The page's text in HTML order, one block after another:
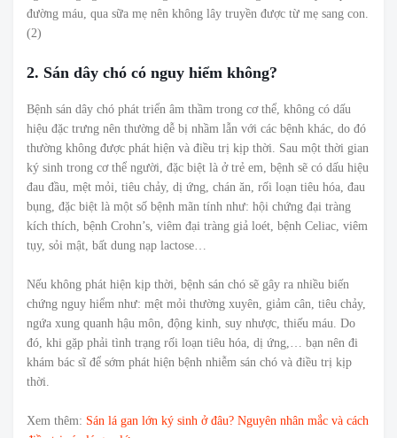
đường máu, qua sữa mẹ nên không lây truyền được từ mẹ sang con.
(2)
2. Sán dây chó có nguy hiểm không?
Bệnh sán dây chó phát triển âm thầm trong cơ thể, không có dấu
hiệu đặc trưng nên thường dễ bị nhầm lẫn với các bệnh khác, do đó
thường không được phát hiện và điều trị kịp thời. Sau một thời gian
ký sinh trong cơ thể người, đặc biệt là ở trẻ em, bệnh sẽ có dấu hiệu
đau đầu, mệt mỏi, tiêu chảy, dị ứng, chán ăn, rối loạn tiêu hóa, đau
bụng, đặc biệt là một số bệnh mãn tính như: hội chứng đại tràng
kích thích, bệnh Crohn’s, viêm đại tràng giả loét, bệnh Celiac, viêm
tụy, sỏi mật, bất dung nạp lactose…
Nếu không phát hiện kịp thời, bệnh sán chó sẽ gây ra nhiều biến
chứng nguy hiểm như: mệt mỏi thường xuyên, giảm cân, tiêu chảy,
ngứa xung quanh hậu môn, động kinh, suy nhược, thiếu máu. Do
đó, khi gặp phải tình trạng rối loạn tiêu hóa, dị ứng,… bạn nên đi
khám bác sĩ để sớm phát hiện bệnh nhiễm sán chó và điều trị kịp
thời.
Xem thêm: Sán lá gan lớn ký sinh ở đâu? Nguyên nhân mắc và cách